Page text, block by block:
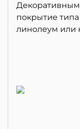
покрытие
линолеум или